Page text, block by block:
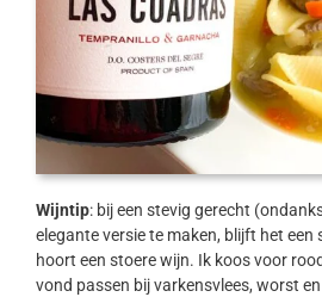
Wijntip: bij een stevig gerecht
elegante versie te maken, blijft het
hoort een stoere wijn. Ik koos voor
vond passen bij varkensvlees, worst